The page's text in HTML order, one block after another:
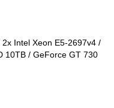
Intel Xeon E5-2697v4 /
10TB / GeForce GT 730